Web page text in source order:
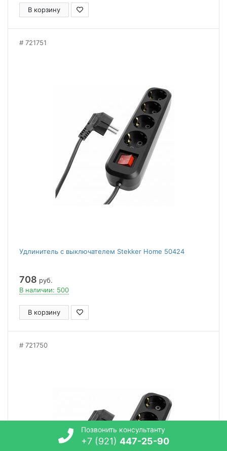
В корзину
721751
Удлинитель с выключателем Stekker Home 50424
708 руб.
В наличии: 500
В корзину
721750
Позвонить консультанту
+7 (921) 447-25-90